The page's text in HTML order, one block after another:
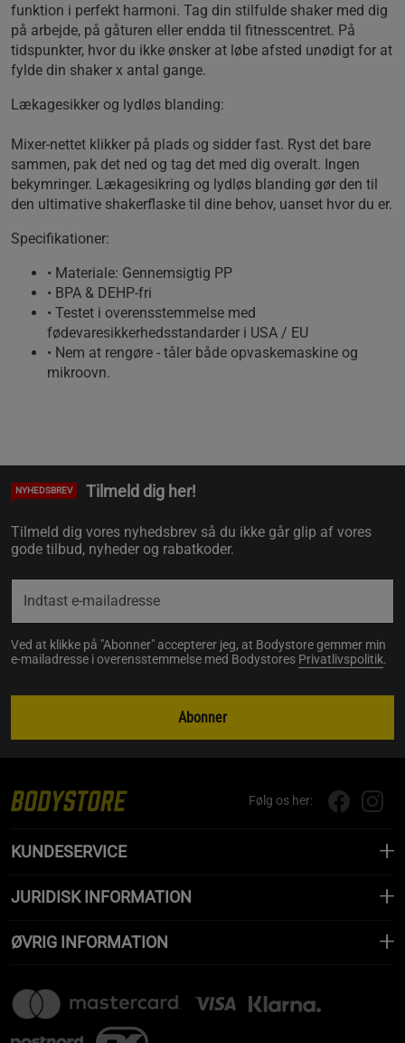
funktion i perfekt harmoni. Tag din stilfulde shaker med dig
på arbejde, på gåturen eller endda til fitnesscentret. På
tidspunkter, hvor du ikke ønsker at løbe afsted unødigt for at
fylde din shaker x antal gange.
Lækagesikker og lydløs blanding:
Mixer-nettet klikker på plads og sidder fast. Ryst det bare
sammen, pak det ned og tag det med dig overalt. Ingen
bekymringer. Lækagesikring og lydløs blanding gør den til
den ultimative shakerflaske til dine behov, uanset hvor du er.
Specifikationer:
• Materiale: Gennemsigtig PP
• BPA & DEHP-fri
• Testet i overensstemmelse med
fødevaresikkerhedsstandarder i USA / EU
• Nem at rengøre - tåler både opvaskemaskine og
mikroovn.
NYHEDSBREV Tilmeld dig her!
Tilmeld dig vores nyhedsbrev så du ikke går glip af vores
gode tilbud, nyheder og rabatkoder.
Ved at klikke på "Abonner" accepterer jeg, at Bodystore gemmer min
e-mailadresse i overensstemmelse med Bodystores Privatlivspolitik.
Abonner
Følg os her:
KUNDESERVICE
JURIDISK INFORMATION
ØVRIG INFORMATION